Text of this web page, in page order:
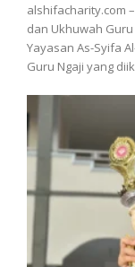
alshifacharity.com
dan Ukhuwah
Yayasan As-Syifa
Guru Ngaji yang